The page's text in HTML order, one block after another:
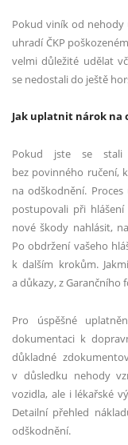
Pokud viník od
uhradí ČKP
velmi důležité udělat
se nedostali do ještě
Jak uplatnit nárok na
Pokud jste se stali
bez povinného ručení,
na odškodnění.
postupovali při
nové škody nahlásit,
Po obdržení vašeho
k dalším krokům.
a důkazy, z
Pro úspěšné
dokumentaci k
důkladné
v důsledku nehody
vozidla, ale i lékařské
Detailní přehled
odškodnění.